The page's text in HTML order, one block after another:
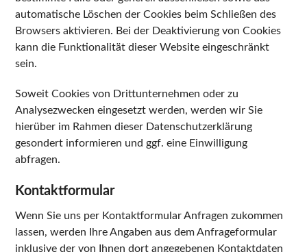
automatische Löschen der Cookies beim Schließen des
Browsers aktivieren. Bei der Deaktivierung von Cookies
kann die Funktionalität dieser Website eingeschränkt
sein.
Soweit Cookies von Drittunternehmen oder zu
Analysezwecken eingesetzt werden, werden wir Sie
hierüber im Rahmen dieser Datenschutzerklärung
gesondert informieren und ggf. eine Einwilligung
abfragen.
Kontaktformular
Wenn Sie uns per Kontaktformular Anfragen zukommen
lassen, werden Ihre Angaben aus dem Anfrageformular
inklusive der von Ihnen dort angegebenen Kontaktdaten